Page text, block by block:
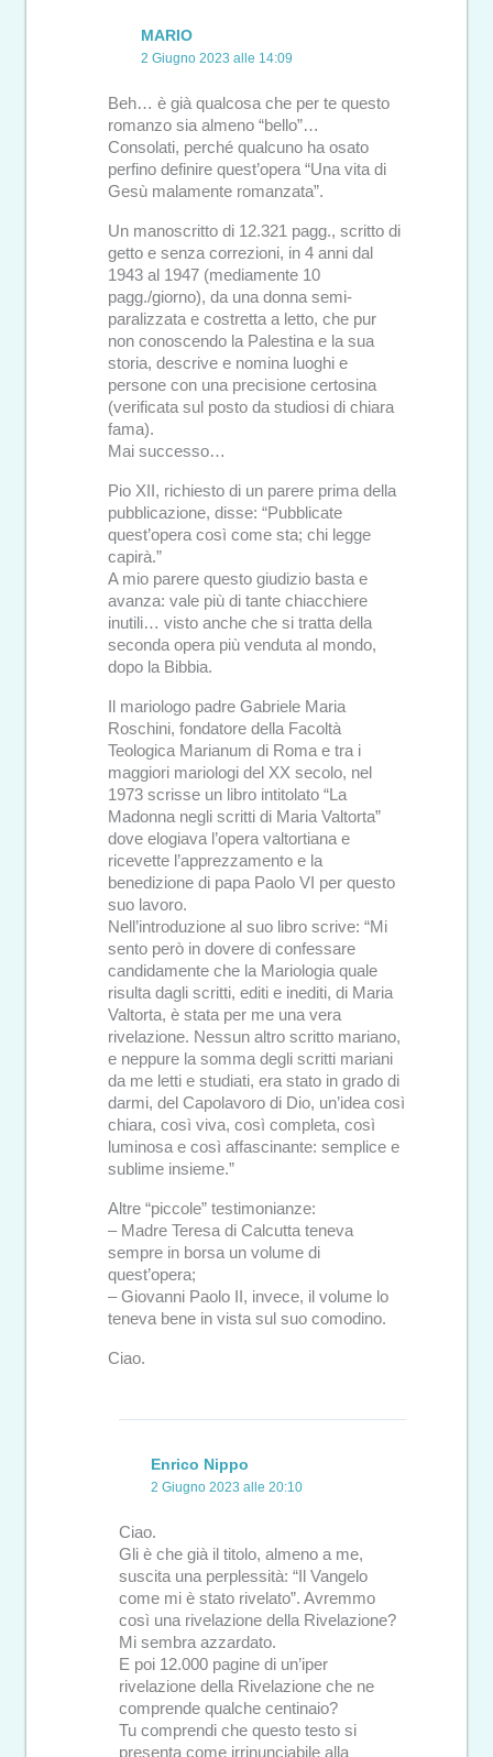
MARIO
2 Giugno 2023 alle 14:09
Beh… è già qualcosa che per te questo
romanzo sia almeno “bello”…
Consolati, perché qualcuno ha osato
perfino definire quest’opera “Una vita di
Gesù malamente romanzata”.
Un manoscritto di 12.321 pagg., scritto di
getto e senza correzioni, in 4 anni dal
1943 al 1947 (mediamente 10
pagg./giorno), da una donna semi-
paralizzata e costretta a letto, che pur
non conoscendo la Palestina e la sua
storia, descrive e nomina luoghi e
persone con una precisione certosina
(verificata sul posto da studiosi di chiara
fama).
Mai successo…
Pio XII, richiesto di un parere prima della
pubblicazione, disse: “Pubblicate
quest’opera così come sta; chi legge
capirà.”
A mio parere questo giudizio basta e
avanza: vale più di tante chiacchiere
inutili… visto anche che si tratta della
seconda opera più venduta al mondo,
dopo la Bibbia.
Il mariologo padre Gabriele Maria
Roschini, fondatore della Facoltà
Teologica Marianum di Roma e tra i
maggiori mariologi del XX secolo, nel
1973 scrisse un libro intitolato “La
Madonna negli scritti di Maria Valtorta”
dove elogiava l’opera valtortiana e
ricevette l’apprezzamento e la
benedizione di papa Paolo VI per questo
suo lavoro.
Nell’introduzione al suo libro scrive: “Mi
sento però in dovere di confessare
candidamente che la Mariologia quale
risulta dagli scritti, editi e inediti, di Maria
Valtorta, è stata per me una vera
rivelazione. Nessun altro scritto mariano,
e neppure la somma degli scritti mariani
da me letti e studiati, era stato in grado di
darmi, del Capolavoro di Dio, un’idea così
chiara, così viva, così completa, così
luminosa e così affascinante: semplice e
sublime insieme.”
Altre “piccole” testimonianze:
– Madre Teresa di Calcutta teneva
sempre in borsa un volume di
quest’opera;
– Giovanni Paolo II, invece, il volume lo
teneva bene in vista sul suo comodino.
Ciao.
Enrico Nippo
2 Giugno 2023 alle 20:10
Ciao.
Gli è che già il titolo, almeno a me,
suscita una perplessità: “Il Vangelo
come mi è stato rivelato”. Avremmo
così una rivelazione della Rivelazione?
Mi sembra azzardato.
E poi 12.000 pagine di un’iper
rivelazione della Rivelazione che ne
comprende qualche centinaio?
Tu comprendi che questo testo si
presenta come irrinunciabile alla